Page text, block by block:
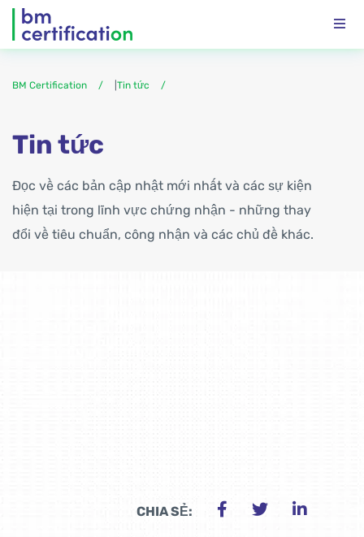
BM Certification Tin tức
Tin tức
Đọc về các bản cập nhật mới nhất và các sự kiện
hiện tại trong lĩnh vực chứng nhận - những thay
đổi về tiêu chuẩn, công nhận và các chủ đề khác.
CHIA SẺ: